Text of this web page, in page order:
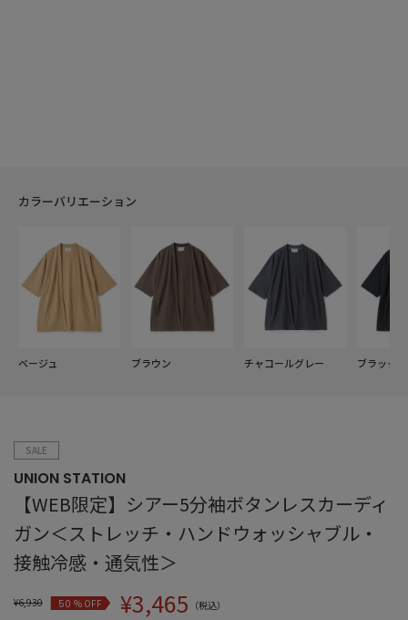
カラーバリエーション
ベージュ ブラウン チャコールグレー ブラック
SALE
UNION STATION
【WEB限定】シアー5分袖ボタンレスカーディ
ガン＜ストレッチ・ハンドウォッシャブル・
接触冷感・通気性＞
¥6,930 50% OFF ¥3,465 （税込）